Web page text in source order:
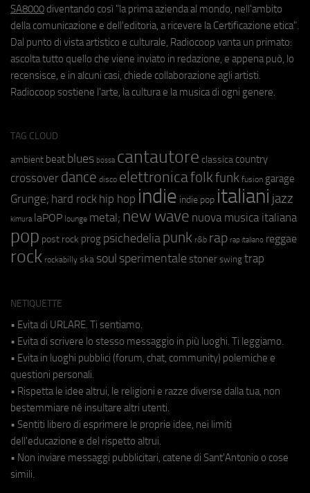
SA8000 diventando così "la prima azienda al mondo, nell'ambito
della comunicazione e dell'editoria, a ricevere la Certificazione etica".
Dal punto di vista artistico e culturale, Radiocoop vanta un primato:
ascolta tutto quello che viene inviato in redazione, e appena può, lo
recensisce, e in alcuni casi, chiede collaborazione agli artisti.
Radiocoop sostiene l'arte, la cultura e la musica di ogni genere.
TAG CLOUD
ambient beat blues bossa cantautore classica country
crossover dance disco elettronicafolkfunk fusion garage
Grunge; hard rock hip hop indie indie pop italiani jazz
kimura laPOP lounge metal; new wave nuova musica italiana
pop post rock prog psichedeliapunk r&b rap rap italiano reggae
rock rockabilly ska soul sperimentale stoner swing trap
NETIQUETTE
• Evita di URLARE. Ti sentiamo.
• Evita di scrivere lo stesso messaggio in più luoghi. Ti leggiamo.
• Evita in luoghi pubblici (forum, chat, community) polemiche e
questioni personali.
• Rispetta le idee altrui, le religioni e razze diverse dalla tua, non
bestemmiare né insultare altri utenti.
• Sentiti libero di esprimere le proprie idee, nei limiti
dell'educazione e del rispetto altrui.
• Non inviare messaggi pubblicitari, catene di Sant'Antonio o cose
simili.